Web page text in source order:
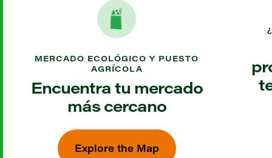
MERCADO ECOLÓGICO Y PUESTO
AGRÍCOLA
Encuentra tu mercado
más cercano
Explore the Map